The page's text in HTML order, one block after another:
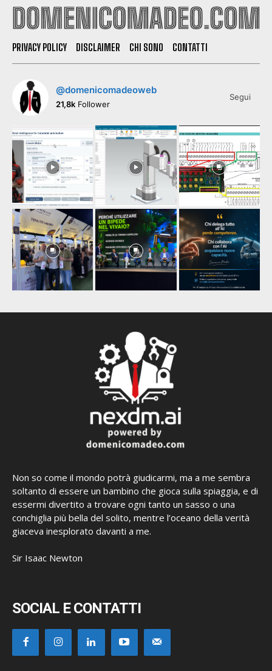
PRIVACY POLICY DISCLAIMER CHI SONO CONTATTI
@domenicomadeoweb
21,8k Follower
Segui
Non so come il mondo potrà giudicarmi, ma a me sembra
soltanto di essere un bambino che gioca sulla spiaggia, e di
essermi divertito a trovare ogni tanto un sasso o una
conchiglia più bella del solito, mentre l’oceano della verità
giaceva inesplorato davanti a me.
Sir Isaac Newton
SOCIAL E CONTATTI